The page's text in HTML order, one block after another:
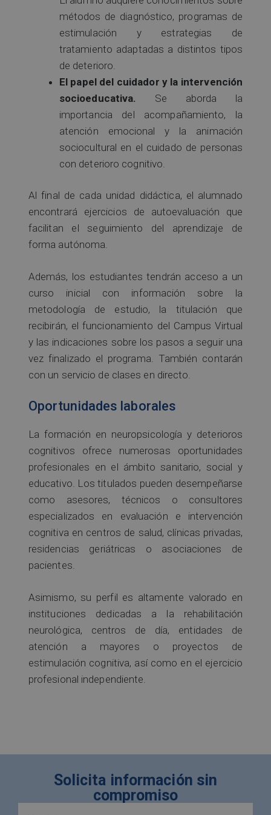
métodos de diagnóstico, programas de
estimulación y estrategias de
tratamiento adaptadas a distintos tipos
de deterioro.
El papel del cuidador y la intervención
socioeducativa.
Se aborda la
importancia del acompañamiento, la
atención emocional y la animación
sociocultural en el cuidado de personas
con deterioro cognitivo.
Al final de cada unidad didáctica, el alumnado
encontrará ejercicios de autoevaluación que
facilitan el seguimiento del aprendizaje de
forma autónoma.
Además, los estudiantes tendrán acceso a un
curso inicial con información sobre la
metodología de estudio, la titulación que
recibirán, el funcionamiento del Campus Virtual
y las indicaciones sobre los pasos a seguir una
vez finalizado el programa. También contarán
con un servicio de clases en directo.
Oportunidades laborales
La formación en neuropsicología y deterioros
cognitivos ofrece numerosas oportunidades
profesionales en el ámbito sanitario, social y
educativo. Los titulados pueden desempeñarse
como asesores, técnicos o consultores
especializados en evaluación e intervención
cognitiva en centros de salud, clínicas privadas,
residencias geriátricas o asociaciones de
pacientes.
Asimismo, su perfil es altamente valorado en
instituciones dedicadas a la rehabilitación
neurológica, centros de día, entidades de
atención a mayores o proyectos de
estimulación cognitiva, así como en el ejercicio
profesional independiente.
Solicita información sin
compromiso